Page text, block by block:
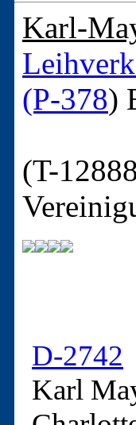
Karl-
(P-378)
(T-
D-2742
Karl